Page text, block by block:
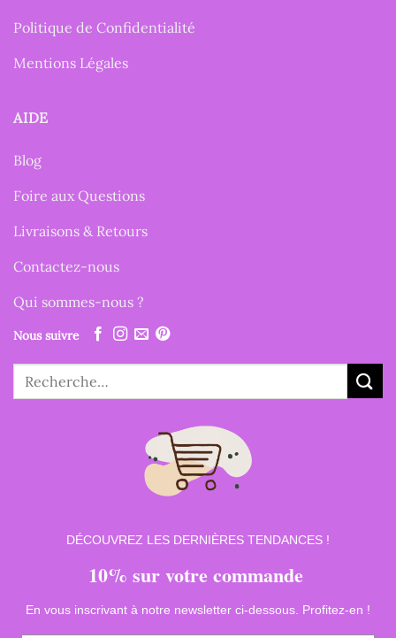
Politique de Confidentialité
Mentions Légales
AIDE
Blog
Foire aux Questions
Livraisons & Retours
Contactez-nous
Qui sommes-nous ?
Nous suivre
Recherche
pour :
DÉCOUVREZ LES DERNIÈRES TENDANCES !
10% sur votre commande
En vous inscrivant à notre newsletter ci-dessous. Profitez-en !